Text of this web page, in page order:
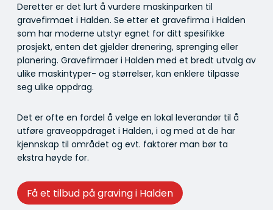
Deretter er det lurt å vurdere maskinparken til
gravefirmaet i Halden. Se etter et gravefirma i Halden
som har moderne utstyr egnet for ditt spesifikke
prosjekt, enten det gjelder drenering, sprenging eller
planering. Gravefirmaer i Halden med et bredt utvalg av
ulike maskintyper- og størrelser, kan enklere tilpasse
seg ulike oppdrag.
Det er ofte en fordel å velge en lokal leverandør til å
utføre graveoppdraget i Halden, i og med at de har
kjennskap til området og evt. faktorer man bør ta
ekstra høyde for.
Få et tilbud på graving i Halden